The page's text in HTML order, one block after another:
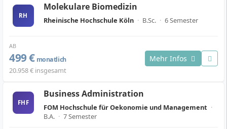
RH
Molekulare Biomedizin
Rheinische Hochschule Köln · B.Sc. · 6 Semester
AB
499 € monatlich
20.958 € insgesamt
Mehr Infos
FHF
Business Administration
FOM Hochschule für Oekonomie und Management ·
B.A. · 7 Semester